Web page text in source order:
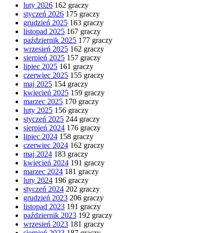
luty 2026 162 graczy
styczeń 2026 175 graczy
grudzień 2025 163 graczy
listopad 2025 167 graczy
październik 2025 177 graczy
wrzesień 2025 162 graczy
sierpień 2025 157 graczy
lipiec 2025 161 graczy
czerwiec 2025 155 graczy
maj 2025 154 graczy
kwiecień 2025 159 graczy
marzec 2025 170 graczy
luty 2025 156 graczy
styczeń 2025 244 graczy
sierpień 2024 176 graczy
lipiec 2024 158 graczy
czerwiec 2024 162 graczy
maj 2024 183 graczy
kwiecień 2024 191 graczy
marzec 2024 181 graczy
luty 2024 196 graczy
styczeń 2024 202 graczy
grudzień 2023 206 graczy
listopad 2023 191 graczy
październik 2023 192 graczy
wrzesień 2023 181 graczy